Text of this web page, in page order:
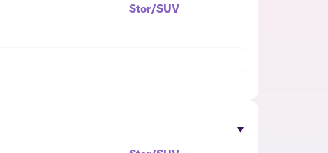
Stor/SUV